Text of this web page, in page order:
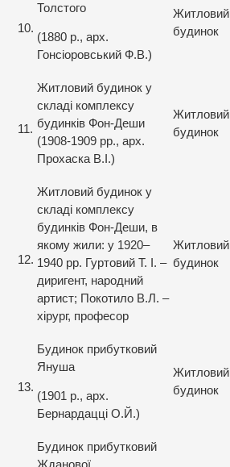
10.
Толстого
(1880 р., арх.
Гонсіоровський Ф.В.)
Житловий
будинок
11.
Житловий будинок у
складі комплексу
будинків Фон-Деши
(1908-1909 рр., арх.
Прохаска В.І.)
Житловий
будинок
12.
Житловий будинок у
складі комплексу
будинків Фон-Деши, в
якому жили: у 1920–
1940 рр. Гуртовий Т. І. –
диригент, народний
артист; Покотило В.Л. –
хірург, професор
Житловий
будинок
13.
Будинок прибутковий
Януша
(1901 р., арх.
Бернардацці О.Й.)
Житловий
будинок
Будинок прибутковий
Жданової